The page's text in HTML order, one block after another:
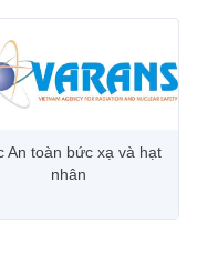
An toàn bức xạ và hạt
nhân